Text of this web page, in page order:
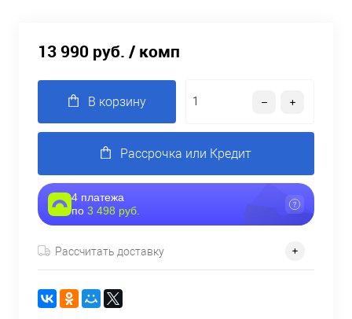
13 990 руб. / комп
В корзину
Рассрочка или Кредит
4 платежа
по 3 498 руб.
Рассчитать доставку